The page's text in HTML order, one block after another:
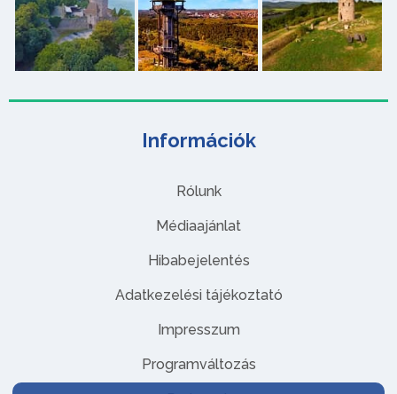
Információk
Rólunk
Médiaajánlat
Hibabejelentés
Adatkezelési tájékoztató
Impresszum
Programváltozás